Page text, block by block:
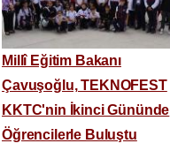
Millî Eğitim Bakanı
Çavuşoğlu, TEKNOFEST
KKTC'nin İkinci Gününde
Öğrencilerle Buluştu